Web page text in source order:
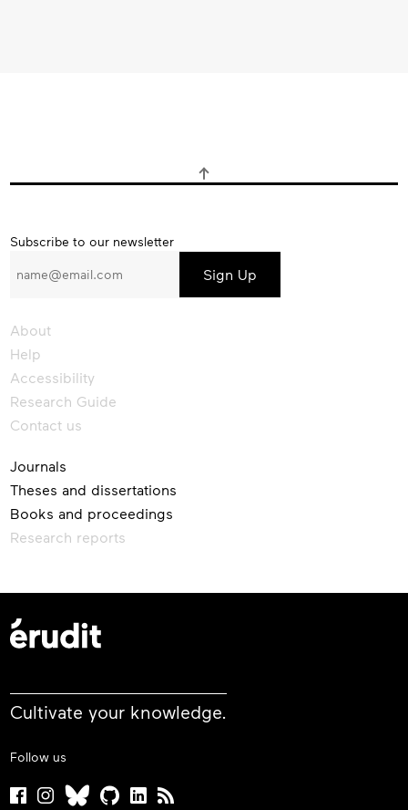
Subscribe
our
Subscribe to our newsletter
About
Help
Accessibility
Research Guide
Contact us
Journals
Theses and dissertations
Books and proceedings
Research reports
Cultivate your knowledge.
Follow us